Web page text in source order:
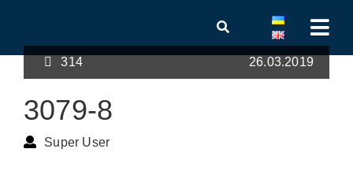
314 26.03.2019
3079-8
Super User